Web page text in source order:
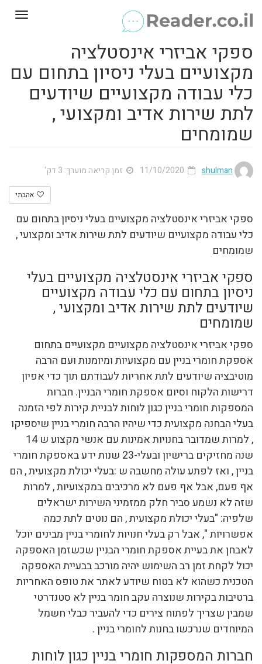
ספקי אביזרי אינסטלציה
מקצועיים בעלי ניסיון בתחום עם
כלי עבודה מקצועיים שיודעים
לתת שירות אדיב ומקצועי ,
שמומחים
shulman זמן קריאה מוערך: 3 דק'
אהבתי
ספקי אביזרי אינסטלציה מקצועיים בעלי ניסיון בתחום עם
כלי עבודה מקצועיים שיודעים לתת שירות אדיב ומקצועי ,
שמומחים
ספקי אביזרי אינסטלציה מקצועיים בעלי
ניסיון בתחום עם כלי עבודה מקצועיים
שיודעים לתת שירות אדיב ומקצועי ,
שמומחים
ספקי אביזרי אינסטלציה מקצועיים מקצועיים בתחום
אספקת חומרי בניין עם מקצועיות ומיומנות ועם הרבה
מוטיבציה שיודעים לתת אחריות לעבודתם תוך כדי אפיון
דרישות הלקוח וסיום אספקת חומרי הבניין. חברות
המספקות חומרי בניין כגון לוחות לבניית קירות לפי הזמנה
בעלי הבחנה מקצועית כדי שיהיו הרבה חומרי בניין שיספיקו
, למרות שמדובר בחנויות אמינות עם אנשי מקצוע ש 14
שנה מחזיקים ברישיון ובעלי-23 שנות ידע באספקת חומרי
בניין , ואז לפתע עולה מחשבה ש :בעלי יכולת מקצועית , הם
אף פעם, אבל אף פעם לא מרכיבים במקצועיות , למרות
שזה לא נשמע סביר חלק ממזמיני השירות ישראלים
שלפיה: "בעלי יכולת מקצועית , הם נוטים לתת כמה
אפשרויות ", אבל רק בעלי חנויות לחומרי בניין מבינים יוכל
לאבחן את בעיית אספקת חומרי הבניין שכשזמן האספקה
יכול לקחת זמן רב השימוש יהיה מורכב בבעיית האספקה
הטכנית כשהוא לא בטוח שיודע לאתר את טופס האחריות
ברטיבות בקירות שנוצרה עקב חומר בניין לא סטנדרטי
שמבין שצריך לפתוח צירים כדי להעביר כבלי חשמל
המיוחדים שנרכשו בחנות לחומרי בניין .
חברות המספקות חומרי בניין כגון לוחות